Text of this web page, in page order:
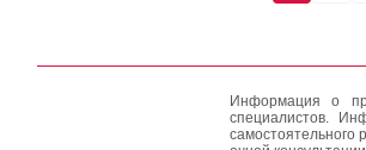
Информация о
специалистов.
самостоятельного